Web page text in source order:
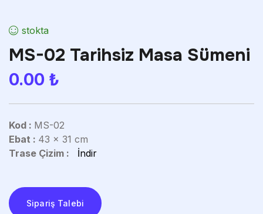
stokta
MS-02 Tarihsiz Masa Sümeni
0.00 ₺
Kod : MS-02
Ebat : 43 x 31 cm
Trase Çizim :
İndir
Sipariş Talebi